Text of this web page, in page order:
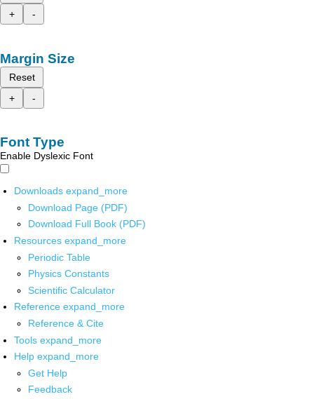
+
-
Margin Size
Reset
+
-
Font Type
Enable Dyslexic Font
Downloads expand_more
Download Page (PDF)
Download Full Book (PDF)
Resources expand_more
Periodic Table
Physics Constants
Scientific Calculator
Reference expand_more
Reference & Cite
Tools expand_more
Help expand_more
Get Help
Feedback